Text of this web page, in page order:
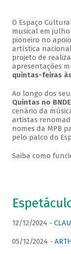
O Espaço
musical em julho
pioneiro no
artística
projeto de
apresentações
quintas-feiras
Ao longo dos
Quintas no
cenário da
artistas
nomes da MPB
pelo palco do
Saiba como
12/12/2024 -
05/12/2024 -